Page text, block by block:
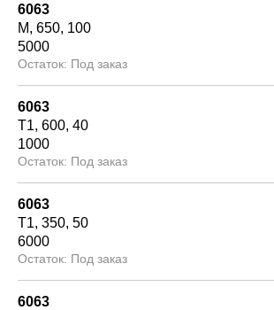
6063
М 650 100
5000
Под заказ
6063
Т1 600 40
1000
Под заказ
6063
Т1 350 50
6000
Под заказ
6063